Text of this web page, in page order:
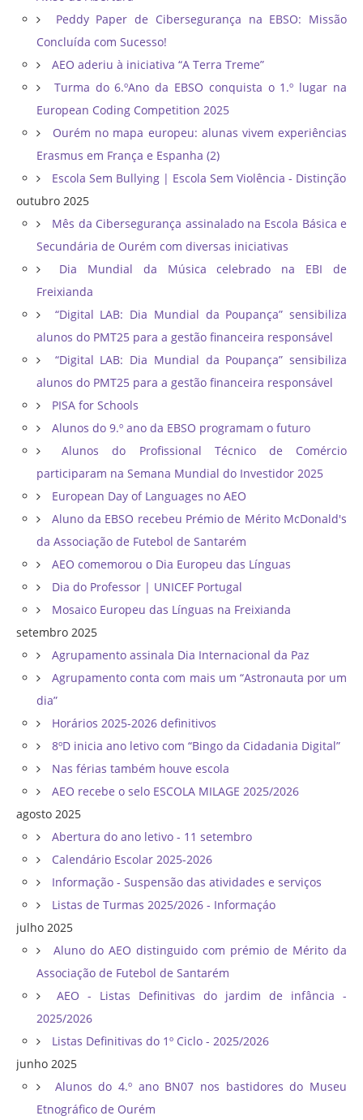
Peddy Paper de Cibersegurança na EBSO: Missão
Concluída com Sucesso!
AEO aderiu à iniciativa “A Terra Treme”
Turma do 6.ºAno da EBSO conquista o 1.º lugar na
European Coding Competition 2025
Ourém no mapa europeu: alunas vivem experiências
Erasmus em França e Espanha (2)
Escola Sem Bullying | Escola Sem Violência - Distinção
outubro 2025
Mês da Cibersegurança assinalado na Escola Básica e
Secundária de Ourém com diversas iniciativas
Dia Mundial da Música celebrado na EBI de
Freixianda
“Digital LAB: Dia Mundial da Poupança” sensibiliza
alunos do PMT25 para a gestão financeira responsável
“Digital LAB: Dia Mundial da Poupança” sensibiliza
alunos do PMT25 para a gestão financeira responsável
PISA for Schools
Alunos do 9.º ano da EBSO programam o futuro
Alunos do Profissional Técnico de Comércio
participaram na Semana Mundial do Investidor 2025
European Day of Languages no AEO
Aluno da EBSO recebeu Prémio de Mérito McDonald's
da Associação de Futebol de Santarém
AEO comemorou o Dia Europeu das Línguas
Dia do Professor | UNICEF Portugal
Mosaico Europeu das Línguas na Freixianda
setembro 2025
Agrupamento assinala Dia Internacional da Paz
Agrupamento conta com mais um “Astronauta por um
dia”
Horários 2025-2026 definitivos
8ºD inicia ano letivo com “Bingo da Cidadania Digital”
Nas férias também houve escola
AEO recebe o selo ESCOLA MILAGE 2025/2026
agosto 2025
Abertura do ano letivo - 11 setembro
Calendário Escolar 2025-2026
Informação - Suspensão das atividades e serviços
Listas de Turmas 2025/2026 - Informaçáo
julho 2025
Aluno do AEO distinguido com prémio de Mérito da
Associação de Futebol de Santarém
AEO - Listas Definitivas do jardim de infância -
2025/2026
Listas Definitivas do 1º Ciclo - 2025/2026
junho 2025
Alunos do 4.º ano BN07 nos bastidores do Museu
Etnográfico de Ourém